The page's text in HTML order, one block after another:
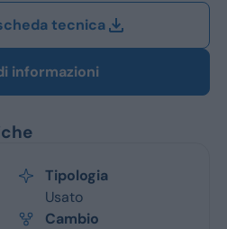
Renault
Ford
tecnica
informazioni
Tipologia
Usato
Cambio